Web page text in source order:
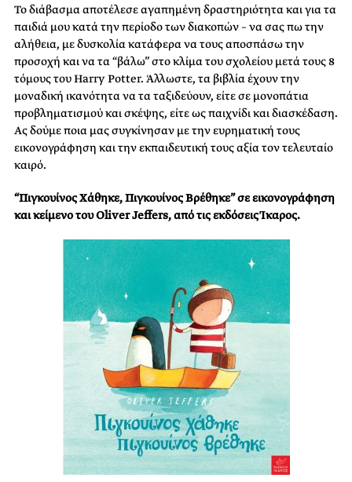
Το διάβασμα αποτέλεσε αγαπημένη δραστηριότητα και για τα
παιδιά μου κατά την περίοδο των διακοπών – να σας πω την
αλήθεια, με δυσκολία κατάφερα να τους αποσπάσω την
προσοχή και να τα “βάλω” στο κλίμα του σχολείου μετά τους 8
τόμους του Harry Potter. Άλλωστε, τα βιβλία έχουν την
μοναδική ικανότητα να τα ταξιδεύουν, είτε σε μονοπάτια
προβληματισμού και σκέψης, είτε ως παιχνίδι και διασκέδαση.
Ας δούμε ποια μας συγκίνησαν με την ευρηματική τους
εικονογράφηση και την εκπαιδευτική τους αξία τον τελευταίο
καιρό.
“Πιγκουίνος Χάθηκε, Πιγκουίνος Βρέθηκε” σε εικονογράφηση
και κείμενο του Oliver Jeffers, από τις εκδόσεις Ίκαρος.